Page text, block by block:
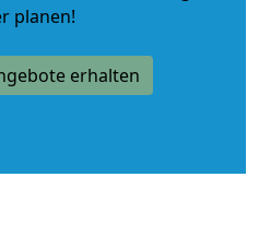
planen!
erhalten